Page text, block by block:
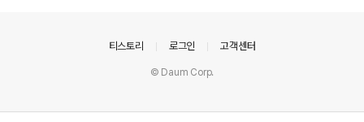
티스토리 로그인 고객센터
© Daum Corp.